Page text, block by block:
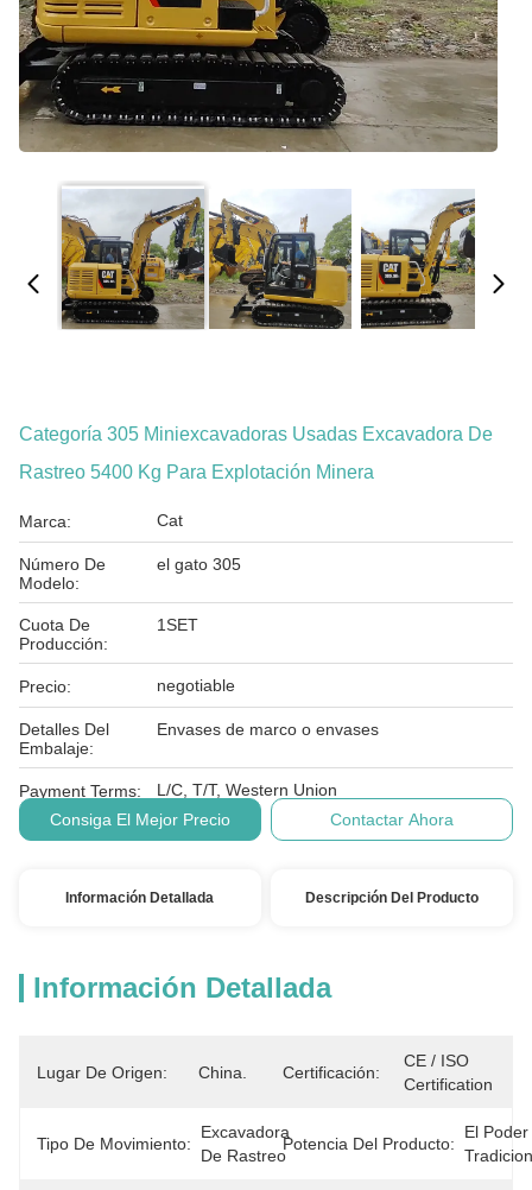
Categoría 305 Miniexcavadoras Usadas Excavadora De
Rastreo 5400 Kg Para Explotación Minera
Marca: Cat
Número De
Modelo:
el gato 305
Cuota De
Producción:
1SET
Precio: negotiable
Detalles Del
Embalaje:
Envases de marco o envases
Payment Terms:
L/C, T/T, Western Union
Consiga El Mejor Precio
Contactar Ahora
Información Detallada Descripción Del Producto
Información Detallada
Lugar De Origen: China. Certificación:
CE / ISO
Certification
Tipo De Movimiento:
Excavadora
De Rastreo
Potencia Del Producto:
El Poder